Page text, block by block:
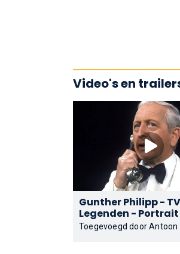
Video's en
Gunther Philipp - TV
Legenden - Portrait
HD
Toegevoegd door Antoon